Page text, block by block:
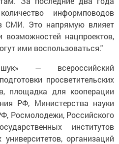
информповодов
СМИ. Это напрямую влияет
нацпроектов,
ими воспользоваться."
— всероссийский
просветительских
площадка для кооперации
РФ, Министерства науки
Росмолодежи, Российского
институтов
организаций